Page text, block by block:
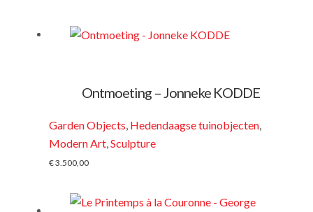
Ontmoeting – Jonneke KODDE
Garden Objects Hedendaagse tuinobjecten
Modern Art Sculpture
€3.500,00